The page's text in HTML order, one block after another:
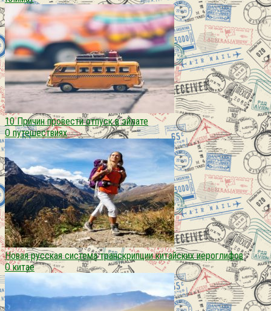
10 Причин провести отпуск в эйлате
О путешествиях
Новая русская система транскрипции китайских иероглифов
О китае